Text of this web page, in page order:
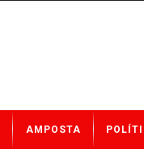
t
AMPOSTA